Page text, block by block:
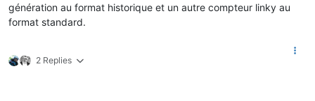
génération au format historique et un autre compteur linky au
format standard.
2 Replies